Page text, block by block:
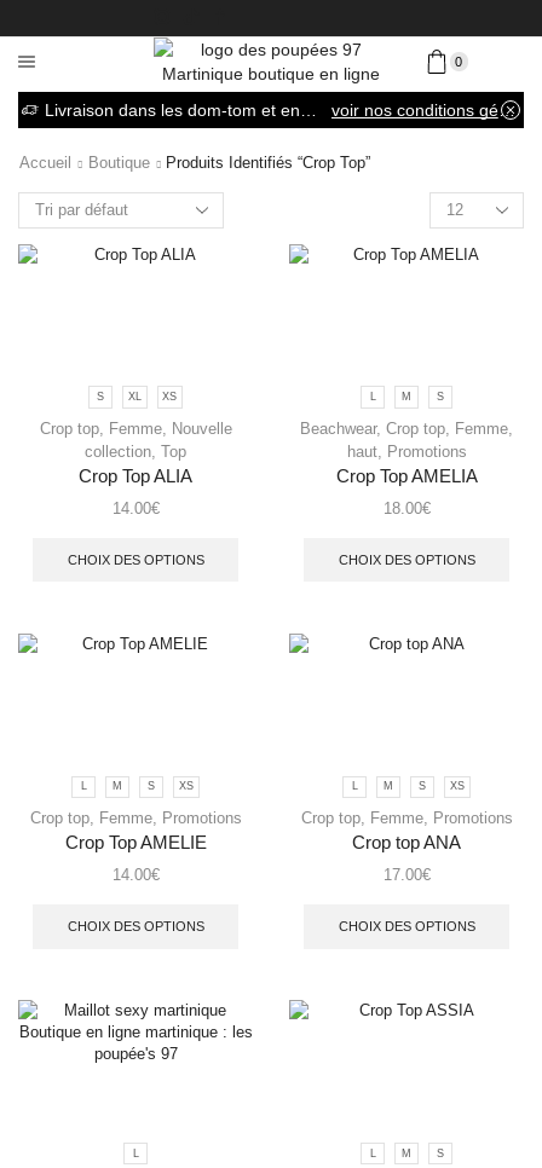
0
voir nos conditions générales de vente
Accueil Boutique Produits Identifiés “crop Top”
S XL XS
Crop top, Femme, Nouvelle
collection Top
Crop Top ALIA
14.00€
CHOIX DES OPTIONS
L M S
Beachwear, Crop top Femme
haut, Promotions
Crop Top AMELIA
18.00€
CHOIX DES OPTIONS
L M S XS
Crop top, Femme, Promotions
Crop Top AMELIE
14.00€
CHOIX DES OPTIONS
L M S XS
Crop top, Femme, Promotions
Crop top ANA
17.00€
CHOIX DES OPTIONS
M S